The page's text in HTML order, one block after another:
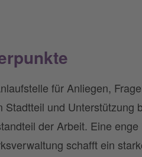
für Anliegen,
und
der Arbeit. Eine
schafft ein